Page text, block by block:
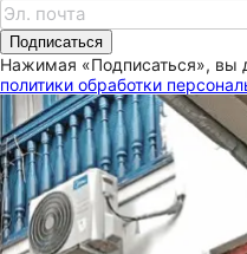
Подписаться
Нажимая «Подписаться», вы
политики обработки